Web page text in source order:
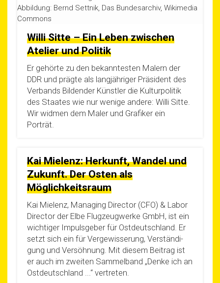
Willi Sitte – Ein Leben zwischen
Atelier und Politik
Er gehör­te zu den bekann­tes­ten Malern der
DDR und präg­te als lang­jäh­ri­ger Prä­si­dent des
Ver­bands Bil­den­der Künst­ler die Kul­tur­po­li­tik
des Staa­tes wie nur weni­ge ande­re: Wil­li Sit­te.
Wir wid­men dem Maler und Gra­fi­ker ein
Porträt.
Kai Mielenz: Herkunft, Wandel und
Zukunft. Der Osten als
Möglichkeitsraum
Kai Mie­lenz, Mana­ging Direc­tor (CFO) & Labor
Direc­tor der Elbe Flug­zeug­wer­ke GmbH, ist ein
wich­ti­ger Impuls­ge­ber für Ost­deutsch­land. Er
setzt sich ein für Ver­ge­wis­se­rung, Ver­stän­di­
gung und Ver­söh­nung. Mit die­sem Bei­trag ist
er auch im zwei­ten Sam­mel­band „Den­ke ich an
Ost­deutsch­land ...“ vertreten.